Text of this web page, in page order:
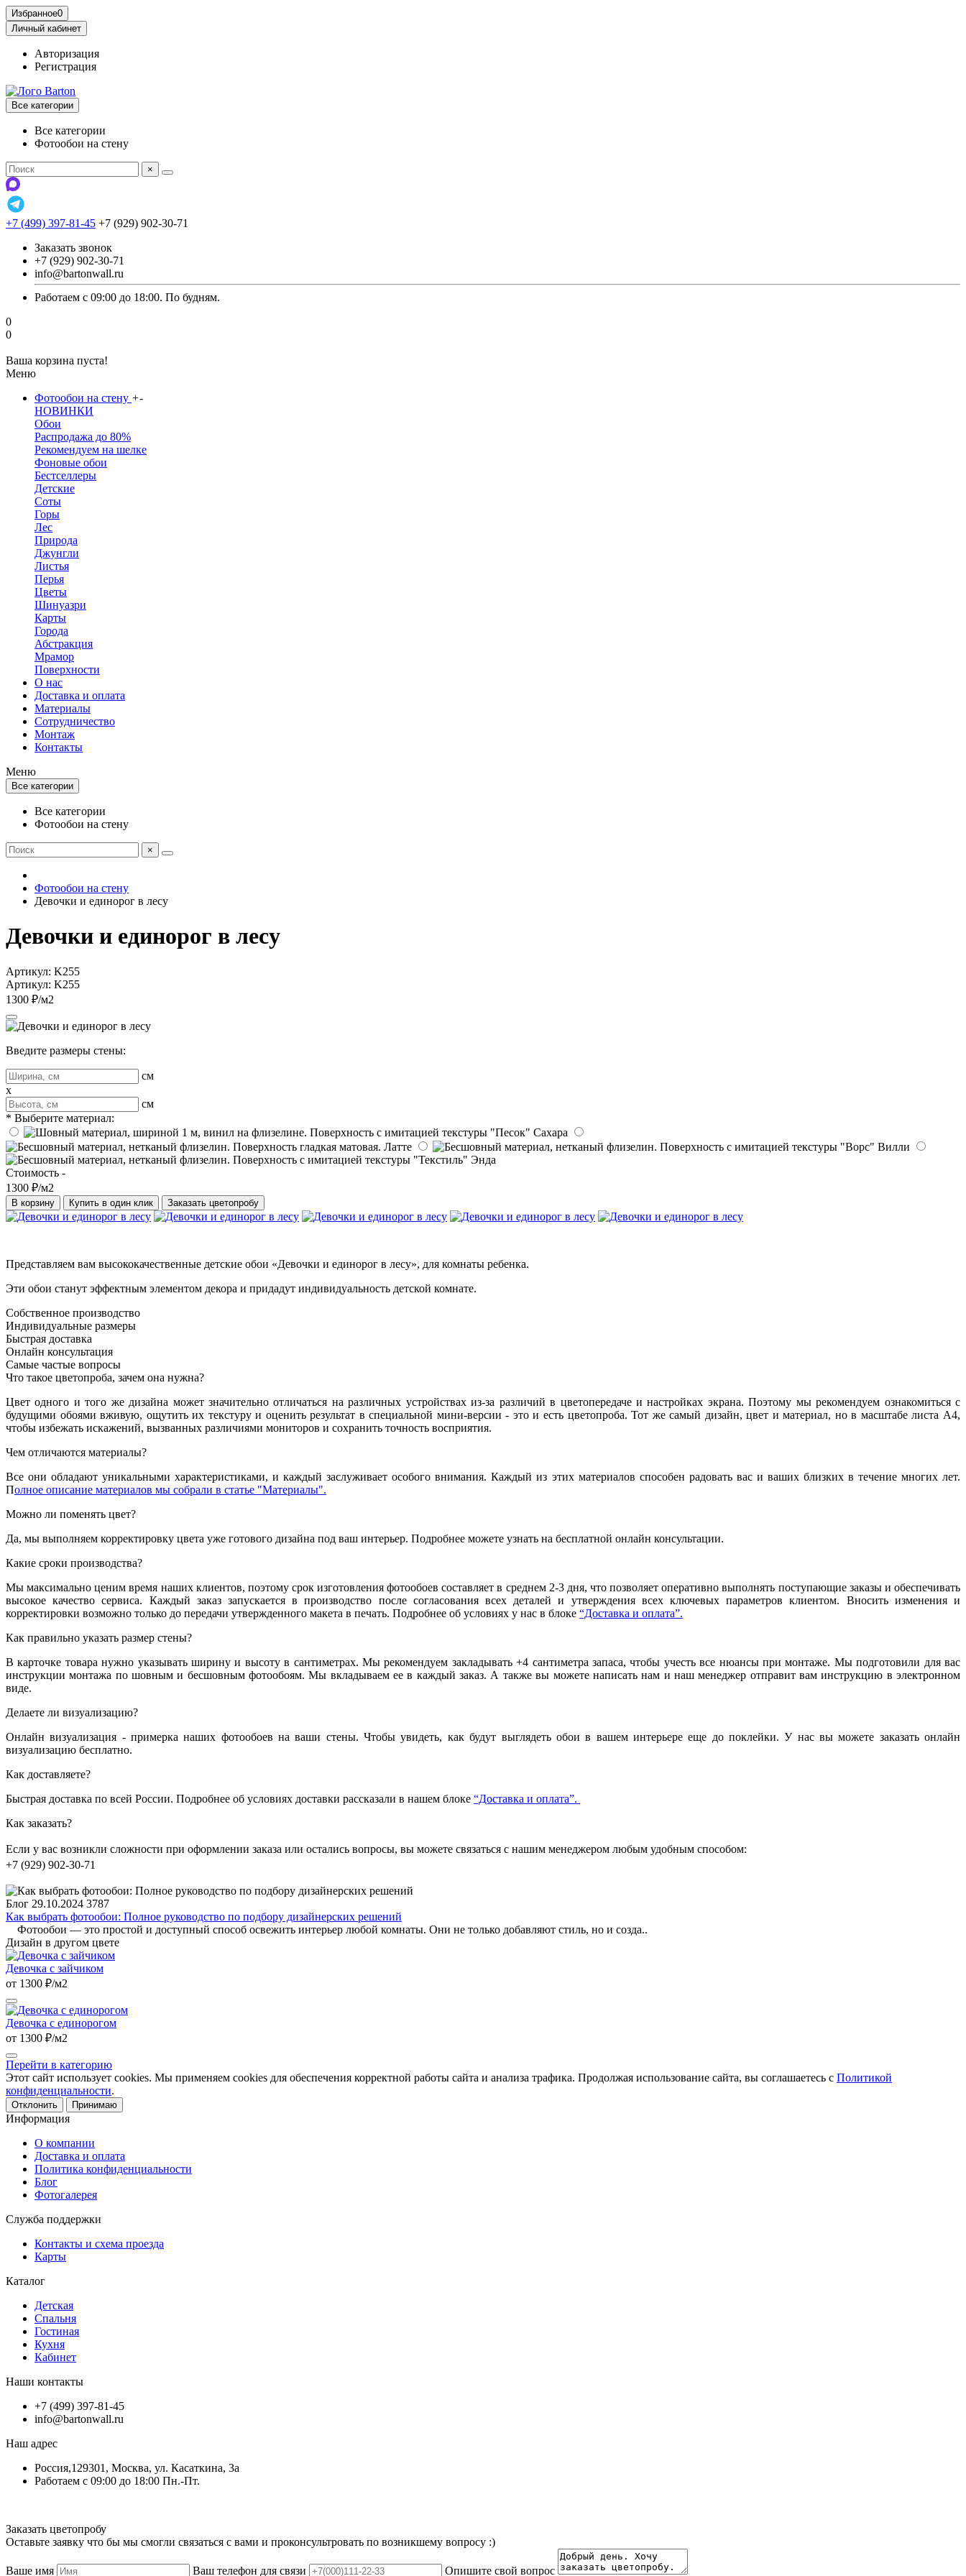
Избранное0
Личный кабинет
Авторизация
Регистрация
Все категории
Все категории
Фотообои на стену
×
+7 (499) 397-81-45 +7 (929) 902-30-71
Заказать звонок
+7 (929) 902-30-71
info@bartonwall.ru
Работаем с 09:00 до 18:00. По будням.
0
0
Ваша корзина пуста!
Меню
Фотообои на стену +-
НОВИНКИ
Обои
Распродажа до 80%
Рекомендуем на шелке
Фоновые обои
Бестселлеры
Детские
Соты
Горы
Лес
Природа
Джунгли
Листья
Перья
Цветы
Шинуазри
Карты
Города
Абстракция
Мрамор
Поверхности
О нас
Доставка и оплата
Материалы
Сотрудничество
Монтаж
Контакты
Меню
Все категории
Все категории
Фотообои на стену
×
Фотообои на стену
Девочки и единорог в лесу
Девочки и единорог в лесу
Артикул: K255
Артикул: K255
1300 ₽/м2
Введите размеры стены:
см
x
см
* Выберите материал:
Сахара
Латте
Вилли
Энда
Стоимость -
1300 ₽/м2
В корзину Купить в один клик Заказать цветопробу
Представляем вам высококачественные детские обои «Девочки и единорог в лесу», для комнаты ребенка.
Эти обои станут эффектным элементом декора и придадут индивидуальность детской комнате.
Собственное производство
Индивидуальные размеры
Быстрая доставка
Онлайн консультация
Самые частые вопросы
Что такое цветопроба, зачем она нужна?
Цвет одного и того же дизайна может значительно отличаться на различных устройствах из-за различий в цветопередаче и настройках экрана. Поэтому мы рекомендуем ознакомиться с
будущими обоями вживую, ощутить их текстуру и оценить результат в специальной мини-версии - это и есть цветопроба. Тот же самый дизайн, цвет и материал, но в масштабе листа А4,
чтобы избежать искажений, вызванных различиями мониторов и сохранить точность восприятия.
Чем отличаются материалы?
Все они обладают уникальными характеристиками, и каждый заслуживает особого внимания. Каждый из этих материалов способен радовать вас и ваших близких в течение многих лет.
Полное описание материалов мы собрали в статье "Материалы".
Можно ли поменять цвет?
Да, мы выполняем корректировку цвета уже готового дизайна под ваш интерьер. Подробнее можете узнать на бесплатной онлайн консультации.
Какие сроки производства?
Мы максимально ценим время наших клиентов, поэтому срок изготовления фотообоев составляет в среднем 2-3 дня, что позволяет оперативно выполнять поступающие заказы и обеспечивать
высокое качество сервиса. Каждый заказ запускается в производство после согласования всех деталей и утверждения всех ключевых параметров клиентом. Вносить изменения и
корректировки возможно только до передачи утвержденного макета в печать. Подробнее об условиях у нас в блоке “Доставка и оплата”.
Как правильно указать размер стены?
В карточке товара нужно указывать ширину и высоту в сантиметрах. Мы рекомендуем закладывать +4 сантиметра запаса, чтобы учесть все нюансы при монтаже. Мы подготовили для вас
инструкции монтажа по шовным и бесшовным фотообоям. Мы вкладываем ее в каждый заказ. А также вы можете написать нам и наш менеджер отправит вам инструкцию в электронном
виде.
Делаете ли визуализацию?
Онлайн визуализация - примерка наших фотообоев на ваши стены. Чтобы увидеть, как будут выглядеть обои в вашем интерьере еще до поклейки. У нас вы можете заказать онлайн
визуализацию бесплатно.
Как доставляете?
Быстрая доставка по всей России. Подробнее об условиях доставки рассказали в нашем блоке “Доставка и оплата”.
Как заказать?
Если у вас возникли сложности при оформлении заказа или остались вопросы, вы можете связаться с нашим менеджером любым удобным способом:
+7 (929) 902-30-71
Блог 29.10.2024 3787
Как выбрать фотообои: Полное руководство по подбору дизайнерских решений
Фотообои — это простой и доступный способ освежить интерьер любой комнаты. Они не только добавляют стиль, но и созда..
Дизайн в другом цвете
Девочка с зайчиком
от 1300 ₽/м2
Девочка с единорогом
от 1300 ₽/м2
Перейти в категорию
Этот сайт использует cookies. Мы применяем cookies для обеспечения корректной работы сайта и анализа трафика. Продолжая использование сайта, вы соглашаетесь с Политикой
конфиденциальности.
Отклонить Принимаю
Информация
О компании
Доставка и оплата
Политика конфиденциальности
Блог
Фотогалерея
Служба поддержки
Контакты и схема проезда
Карты
Каталог
Детская
Спальня
Гостиная
Кухня
Кабинет
Наши контакты
+7 (499) 397-81-45
info@bartonwall.ru
Наш адрес
Россия,129301, Москва, ул. Касаткина, 3а
Работаем с 09:00 до 18:00 Пн.-Пт.
Заказать цветопробу
Оставьте заявку что бы мы смогли связаться с вами и проконсультровать по возникшему вопросу :)
Ваше имя Ваш телефон для связи Опишите свой вопрос